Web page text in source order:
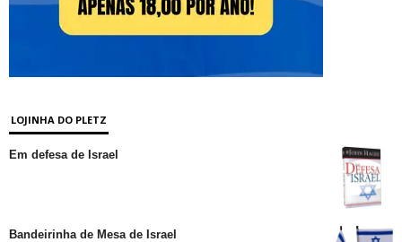
LOJINHA DO PLETZ
Em defesa de Israel
Bandeirinha de Mesa de Israel